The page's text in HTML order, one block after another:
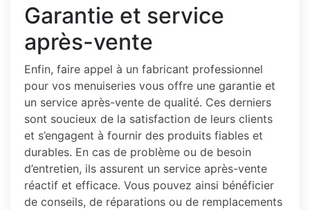
Garantie et service
après-vente
Enfin, faire appel à un fabricant professionnel
pour vos menuiseries vous offre une garantie et
un service après-vente de qualité. Ces derniers
sont soucieux de la satisfaction de leurs clients
et s’engagent à fournir des produits fiables et
durables. En cas de problème ou de besoin
d’entretien, ils assurent un service après-vente
réactif et efficace. Vous pouvez ainsi bénéficier
de conseils, de réparations ou de remplacements